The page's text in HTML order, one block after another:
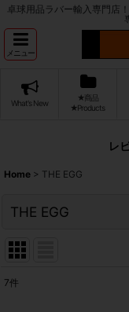
卓球用品ラバー輸入専門店
メニュー
What's New
★商品
★Products
レ
Home > THE EGG
THE EGG
7件